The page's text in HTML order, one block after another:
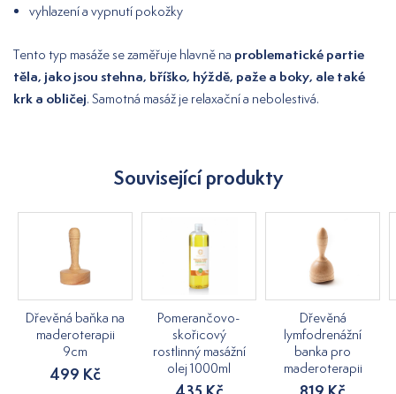
vyhlazení a vypnutí pokožky
Tento typ masáže se zaměřuje hlavně na problematické partie
těla, jako jsou stehna, bříško, hýždě, paže a boky, ale také
krk a obličej. Samotná masáž je relaxační a nebolestivá.
Související produkty
Dřevěná baňka na
maderoterapii
9cm
499 Kč
Pomerančovo-
skořicový
rostlinný masážní
olej 1000ml
Dřevěná
lymfodrenážní
banka pro
maderoterapii